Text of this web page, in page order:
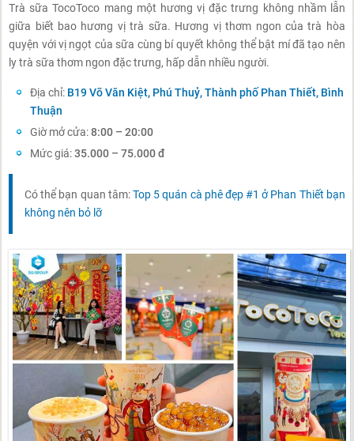
Trà sữa TocoToco mang một hương vị đặc trưng không nhầm lẫn
giữa biết bao hương vị trà sữa. Hương vị thơm ngon của trà hòa
quyện với vị ngọt của sữa cùng bí quyết không thể bật mí đã tạo nên
ly trà sữa thơm ngon đặc trưng, hấp dẫn nhiều người.
Địa chỉ: B19 Võ Văn Kiệt, Phú Thuỷ, Thành phố Phan Thiết, Bình
Thuận
Giờ mở cửa:8:00 – 20:00
Mức giá:35.000 – 75.000 đ
Có thể bạn quan tâm:Top 5 quán cà phê đẹp #1 ở Phan Thiết bạn
không nên bỏ lỡ